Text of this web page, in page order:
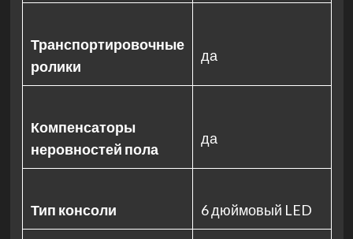
Транспортировочные
ролики
да
Компенсаторы
неровностей пола
да
Тип консоли 6 дюймовый LED